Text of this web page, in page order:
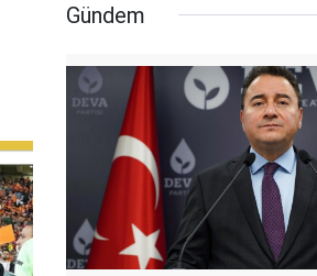
Gündem